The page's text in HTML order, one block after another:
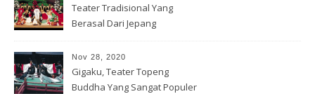
Teater Tradisional Yang
Berasal Dari Jepang
Nov 28, 2020
Gigaku, Teater Topeng
Buddha Yang Sangat Populer